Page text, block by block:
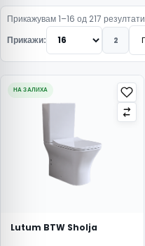
Прикажувам 1–16 од 217 резултати
Прикажи:
2
НА ЗАЛИХА
Lutum BTW Sholja